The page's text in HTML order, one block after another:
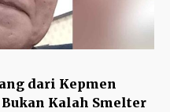
dari Kepmen
Kalah Smelter